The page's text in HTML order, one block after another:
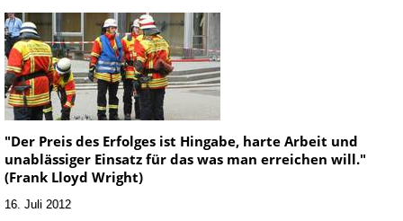
"Der Preis des Erfolges ist Hingabe, harte Arbeit und
unablässiger Einsatz für das was man erreichen will."
(Frank Lloyd Wright)
16. Juli 2012